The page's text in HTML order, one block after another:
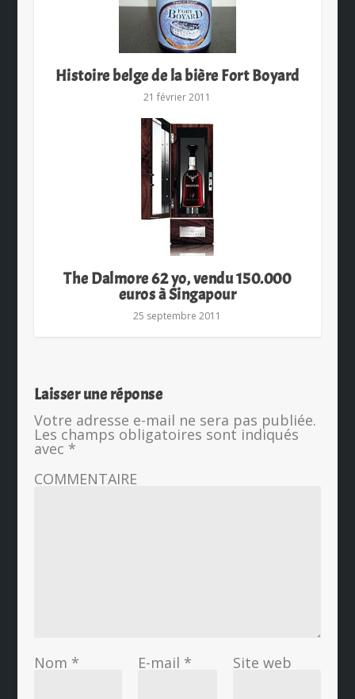
Histoire belge de la bière Fort Boyard
21 février 2011
The Dalmore 62 yo, vendu 150.000
euros à Singapour
25 septembre 2011
Laisser une réponse
Votre adresse e-mail ne sera pas publiée.
Les champs obligatoires sont indiqués
avec *
COMMENTAIRE
Nom * E-mail * Site web